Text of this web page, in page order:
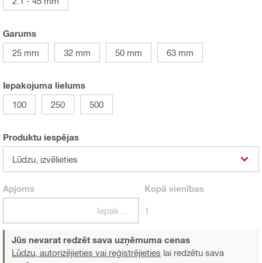
Garums
25 mm
32 mm 50 mm 63 mm
Iepakojuma lielums
100
250 500
Produktu iespējas
Lūdzu, izvēlieties
Apjoms Kopā vienības
1
Jūs nevarat redzēt sava uzņēmuma cenas
Lūdzu, autorizējieties vai reģistrējieties lai redzētu sava